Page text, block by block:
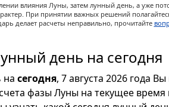
влияния Луны, затем лунный день, а уже
При принятии важных решений
делает расчеты неправильно, прочитайте
день на сегодня
на сегодня, 7 августа 2026 года
фазы Луны на текущее время